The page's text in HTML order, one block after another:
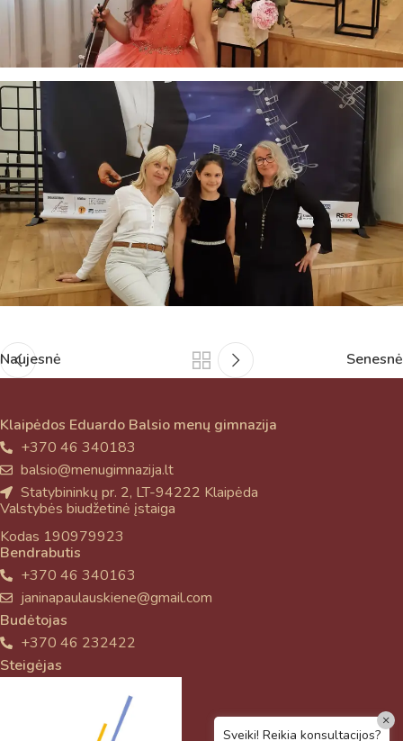
Naujesnė Senesnė
Klaipėdos Eduardo Balsio menų gimnazija
+370 46 340183
balsio@menugimnazija.lt
Statybininkų pr. 2, LT-94222 Klaipėda
Valstybės biudžetinė įstaiga
Kodas 190979923
Bendrabutis
+370 46 340163
janinapaulauskiene@gmail.com
Budėtojas
+370 46 232422
Steigėjas
Sveiki! Reikia konsultacijos?
×